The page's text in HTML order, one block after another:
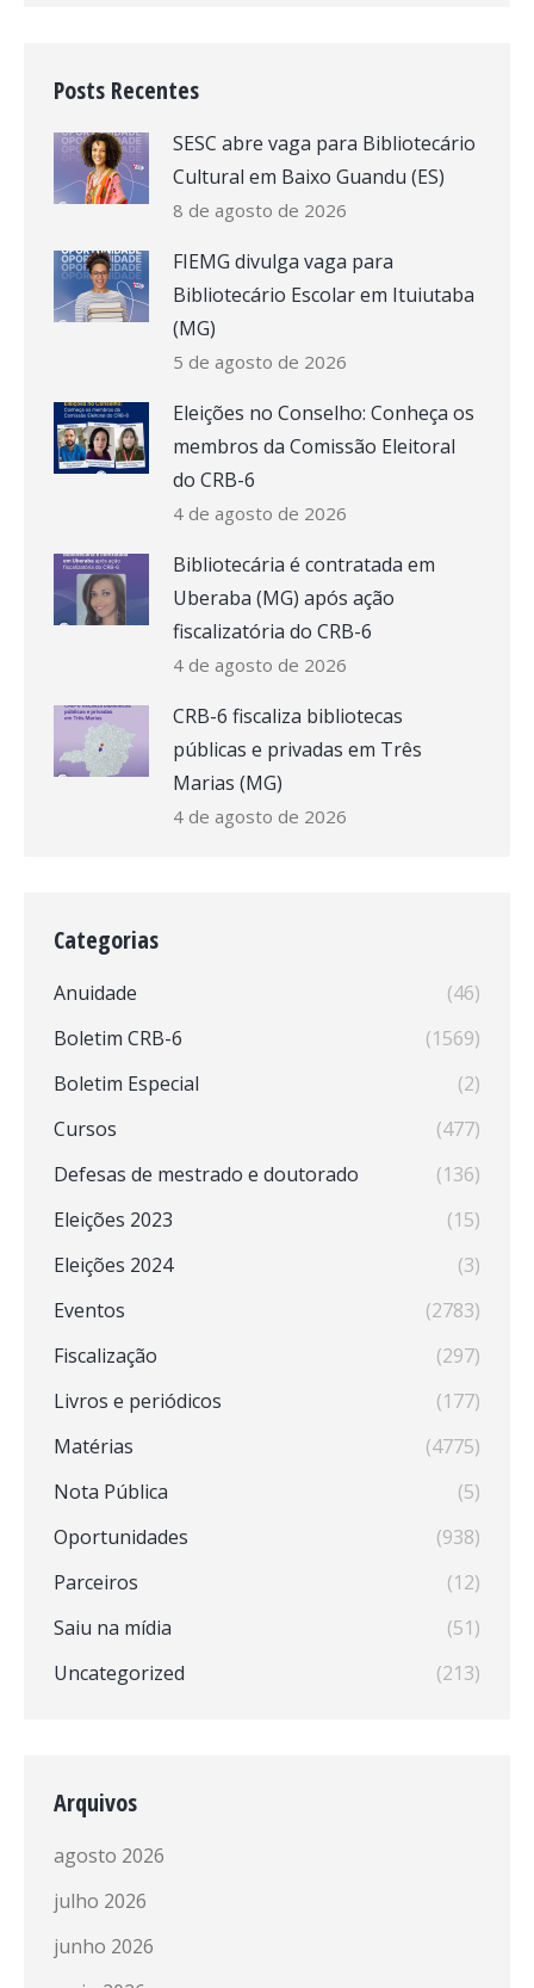
Posts Recentes
SESC abre vaga para Bibliotecário
Cultural em Baixo Guandu (ES)
8 de agosto de 2026
FIEMG divulga vaga para
Bibliotecário Escolar em Ituiutaba
(MG)
5 de agosto de 2026
Eleições no Conselho: Conheça os
membros da Comissão Eleitoral
do CRB-6
4 de agosto de 2026
Bibliotecária é contratada em
Uberaba (MG) após ação
fiscalizatória do CRB-6
4 de agosto de 2026
CRB-6 fiscaliza bibliotecas
públicas e privadas em Três
Marias (MG)
4 de agosto de 2026
Categorias
Anuidade
(46)
Boletim CRB-6
(1569)
Boletim Especial
(2)
Cursos
(477)
Defesas de mestrado e doutorado
(136)
Eleições 2023
(15)
Eleições 2024
(3)
Eventos
(2783)
Fiscalização
(297)
Livros e periódicos
(177)
Matérias
(4775)
Nota Pública
(5)
Oportunidades
(938)
Parceiros
(12)
Saiu na mídia
(51)
Uncategorized
(213)
Arquivos
agosto 2026
julho 2026
junho 2026